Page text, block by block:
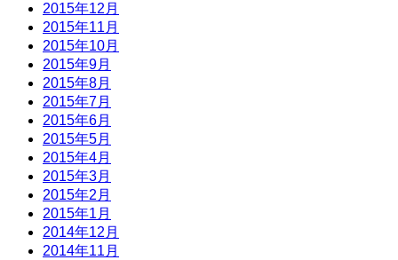
2015年12月
2015年11月
2015年10月
2015年9月
2015年8月
2015年7月
2015年6月
2015年5月
2015年4月
2015年3月
2015年2月
2015年1月
2014年12月
2014年11月